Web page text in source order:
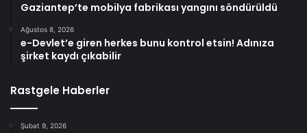
Gaziantep’te mobilya fabrikası yangını söndürüldü
Ağustos 8, 2026
e-Devlet’e giren herkes bunu kontrol etsin! Adınıza
şirket kaydı çıkabilir
Rastgele Haberler
Şubat 9, 2026